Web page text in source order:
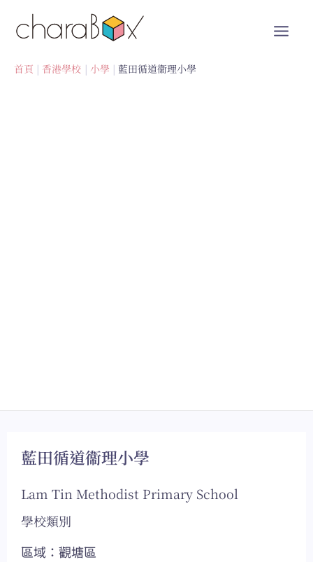
首頁 香港學校 小學 藍田循道衞理小學
藍田循道衞理小學
Lam Tin Methodist Primary School
學校類別
區域：觀塘區